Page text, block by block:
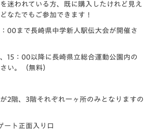
迷われている方、既に購入したけれど見え
なたでもご参加できます！
00まで長崎県中学新人駅伝大会が開催さ
15：00以降に長崎県立総合運動公園内の
い。（無料）
2階、3階それぞれ一ヶ所のみとなりますの
ート正面入り口